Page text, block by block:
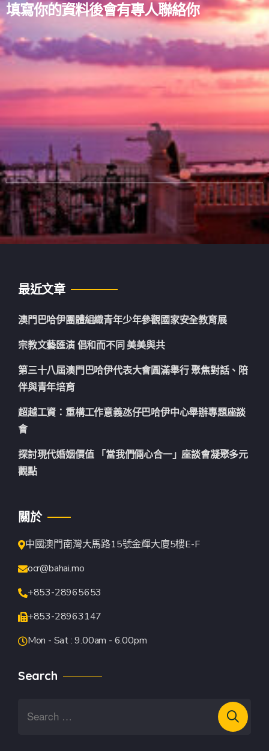
填寫你的資料後會有專人聯絡你
最近文章
澳門巴哈伊團體組織青年少年參觀國家安全教育展
宗教文藝匯演 倡和而不同 美美與共
第三十八屆澳門巴哈伊代表大會圓滿舉行 聚焦對話、陪
伴與青年培育
超越工資：重構工作意義氹仔巴哈伊中心舉辦專題座談
會
探討現代婚姻價值 「當我們倆心合一」座談會凝聚多元
觀點
關於
中國澳門南灣大馬路15號金輝大廈5樓E-F
ocr@bahai.mo
+853-28965653
+853-28963147
Mon - Sat : 9.00am - 6.00pm
Search